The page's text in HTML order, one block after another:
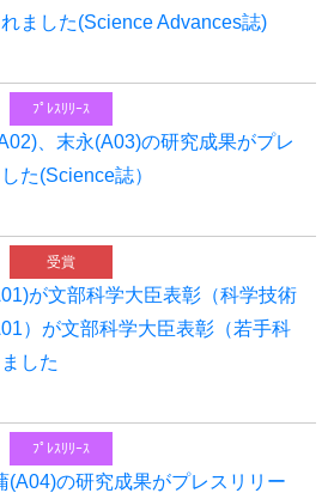
ました(Science Advances誌)
ﾌﾟﾚｽﾘﾘｰｽ
、末永(A03)の研究成果がプレ
た(Science誌）
受賞
が文部科学大臣表彰（科学技術
）が文部科学大臣表彰（若手科
した
ﾌﾟﾚｽﾘﾘｰｽ
(A04)の研究成果がプレスリリー